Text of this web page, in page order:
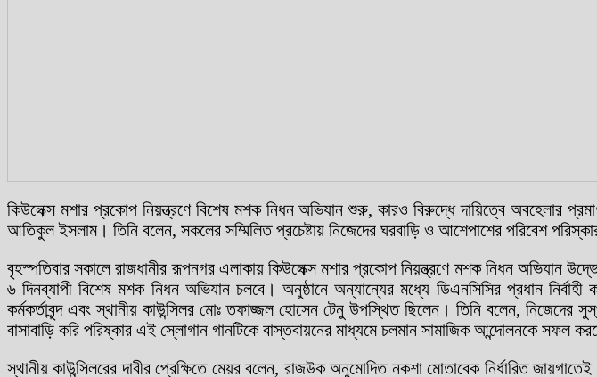
কিউলেক্স মশার প্রকোপ নিয়ন্ত্রণে বিশেষ মশক নিধন অভিযান শুরু, কারও বিরুদ্ধে দায়িত্বে অবহেলার
আতিকুল ইসলাম। তিনি বলেন, সকলের সম্মিলিত প্রচেষ্টায় নিজেদের ঘরবাড়ি ও আশেপাশের পরিবেশ
বৃহস্পতিবার সকালে রাজধানীর রূপনগর এলাকায় কিউলেক্স মশার প্রকোপ নিয়ন্ত্রণে মশক নিধন অভিযান
৬ দিনব্যাপী বিশেষ মশক নিধন অভিযান চলবে। অনুষ্ঠানে অন্যান্যের মধ্যে ডিএনসিসির প্রধান নির্বাহী
কর্মকর্তাবৃন্দ এবং স্থানীয় কাউন্সিলর মোঃ তফাজ্জল হোসেন টেনু উপস্থিত ছিলেন। তিনি বলেন,
বাসাবাড়ি করি পরিষ্কার এই স্লোগান গানটিকে বাস্তবায়নের মাধ্যমে চলমান সামাজিক আন্দোলনকে সফল
স্থানীয় কাউন্সিলরের দাবীর প্রেক্ষিতে মেয়র বলেন, রাজউক অনুমোদিত নকশা মোতাবেক নির্ধারিত